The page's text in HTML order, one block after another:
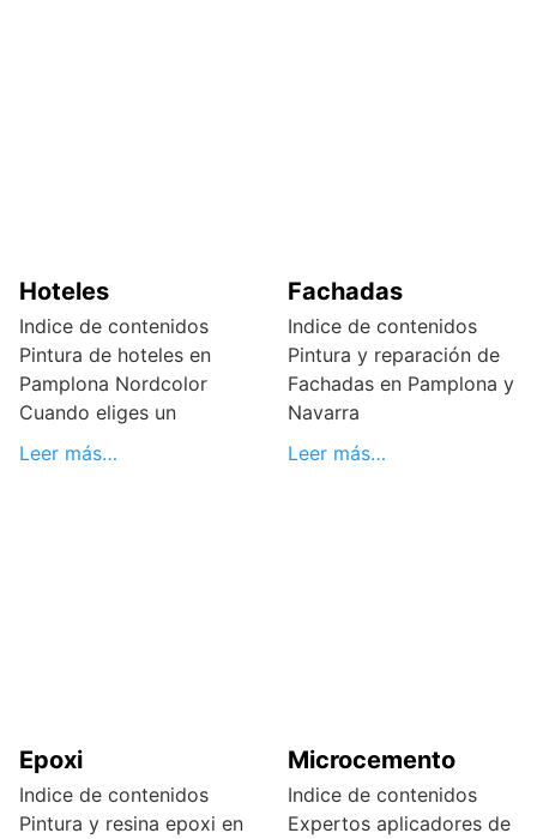
Hoteles
Indice de contenidos
Pintura de hoteles en
Pamplona Nordcolor
Cuando eliges un
Leer más…
Fachadas
Indice de contenidos
Pintura y reparación de
Fachadas en Pamplona y
Navarra
Leer más…
Epoxi
Indice de contenidos
Pintura y resina epoxi en
Microcemento
Indice de contenidos
Expertos aplicadores de